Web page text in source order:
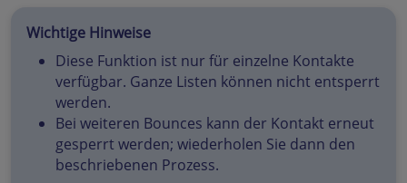
Wichtige Hinweise
Diese Funktion ist nur für einzelne Kontakte
verfügbar. Ganze Listen können nicht entsperrt
werden.
Bei weiteren Bounces kann der Kontakt erneut
gesperrt werden; wiederholen Sie dann den
beschriebenen Prozess.